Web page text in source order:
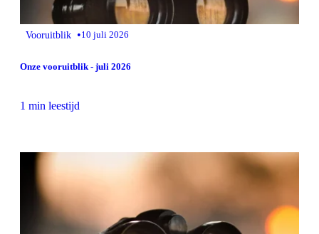
Vooruitblik •10 juli 2026
Onze vooruitblik - juli 2026
1 min leestijd